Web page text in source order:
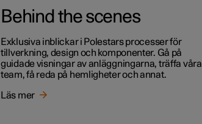
Behind the scenes
Exklusiva inblickar i Polestars processer för
tillverkning, design och komponenter. Gå på
guidade visningar av anläggningarna, träffa våra
team, få reda på hemligheter och annat.
Läs mer